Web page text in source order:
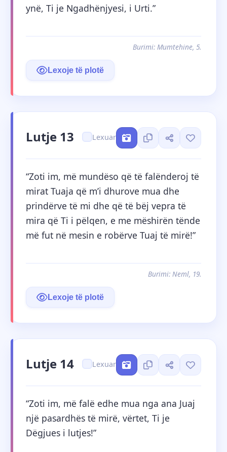
ynë, Ti je Ngadhënjyesi, i Urti.”
Burimi: Mumtehine, 5.
Lexoje të plotë
Lutje 13 Lexuar
“Zoti im, më mundëso që të falënderoj të
mirat Tuaja që m’i dhurove mua dhe
prindërve të mi dhe që të bëj vepra të
mira që Ti i pëlqen, e me mëshirën tënde
më fut në mesin e robërve Tuaj të mirë!”
Burimi: Neml, 19.
Lexoje të plotë
Lutje 14 Lexuar
“Zoti im, më falë edhe mua nga ana Juaj
një pasardhës të mirë, vërtet, Ti je
Dëgjues i lutjes!”